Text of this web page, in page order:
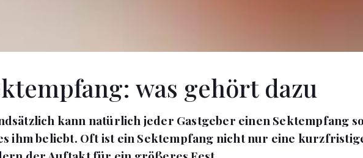
was gehört dazu
kann natürlich jeder Gastgeber einen Sektempfang
ihm beliebt. Oft ist ein Sektempfang nicht nur eine